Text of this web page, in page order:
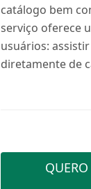
catálogo bem
serviço oferece
usuários:
diretamente de